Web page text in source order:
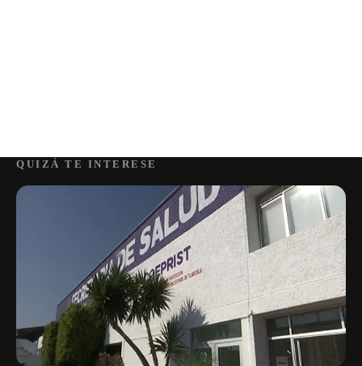
QUIZÁ TE INTERESE